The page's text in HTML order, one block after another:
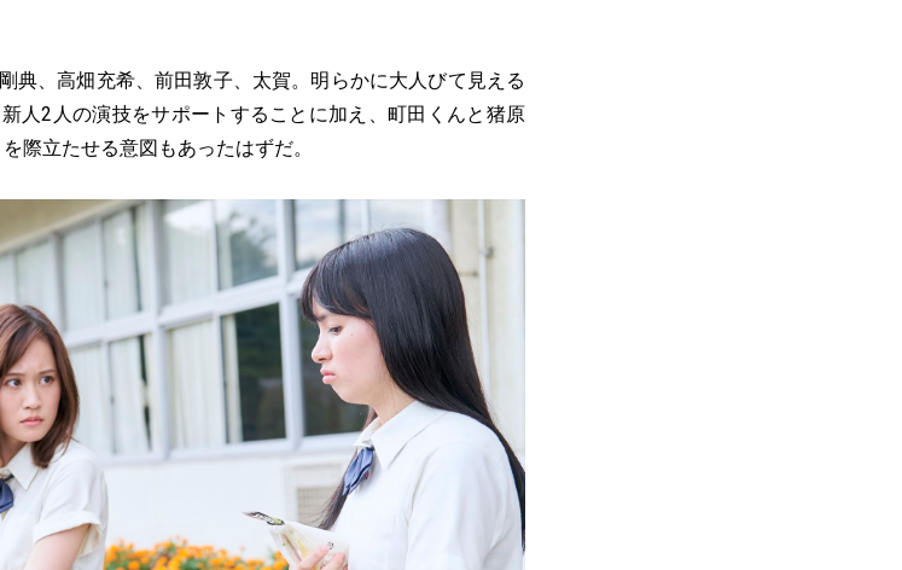
典、高畑充希、前田敦子、太賀。明らかに大人びて見える
人2人の演技をサポートすることに加え、町田くんと猪原
際立たせる意図もあったはずだ。